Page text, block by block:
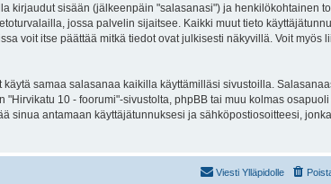
kirjaudut sisään (jälkeenpäin "salasanasi") ja henkilökohtainen
jossa palvelin sijaitsee. Kaikki muut tieto
voit itse päättää mitkä tiedot ovat julkisesti näkyvillä. Voit myös
samaa salasanaa kaikilla käyttämilläsi sivustoilla.
10 - foorumi"-sivustolta, phpBB tai muu kolmas
sinua antamaan käyttäjätunnuksesi ja sähköpostiosoitteesi,
Viesti Ylläpidolle